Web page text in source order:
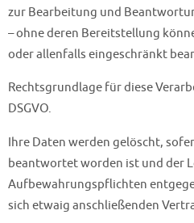
zur Bearbeitung und
– ohne deren Bereitstellung
oder allenfalls eingeschränkt
Rechtsgrundlage für diese
DSGVO.
Ihre Daten werden gelöscht,
beantwortet worden ist und der
Aufbewahrungspflichten
sich etwaig anschließenden